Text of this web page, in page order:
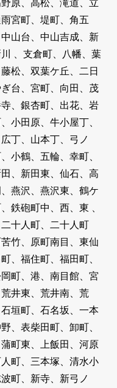
原、高松、滝道、立
宮町、堤町、角五
山台、中山吉成、新
、支倉町、八幡、葉
松、双葉ケ丘、二日
台、宮町、向田、茂
、銀杏町、出花、岩
小田原、牛小屋丁、
丁、山本丁、弓ノ
小鶴、五輪、幸町、
、新田東、仙石、高
燕沢、燕沢東、鶴ケ
鉄砲町中、西、東 、
十人町、二十人町
竹、原町南目、東仙
、福住町、福田町、
町、港、南目館、宮
井東、荒井南、荒
垣町、石名坂、一本
、表柴田町、卸町、
町東、上飯田、河原
町、三本塚、清水小
町、新寺、新弓ノ